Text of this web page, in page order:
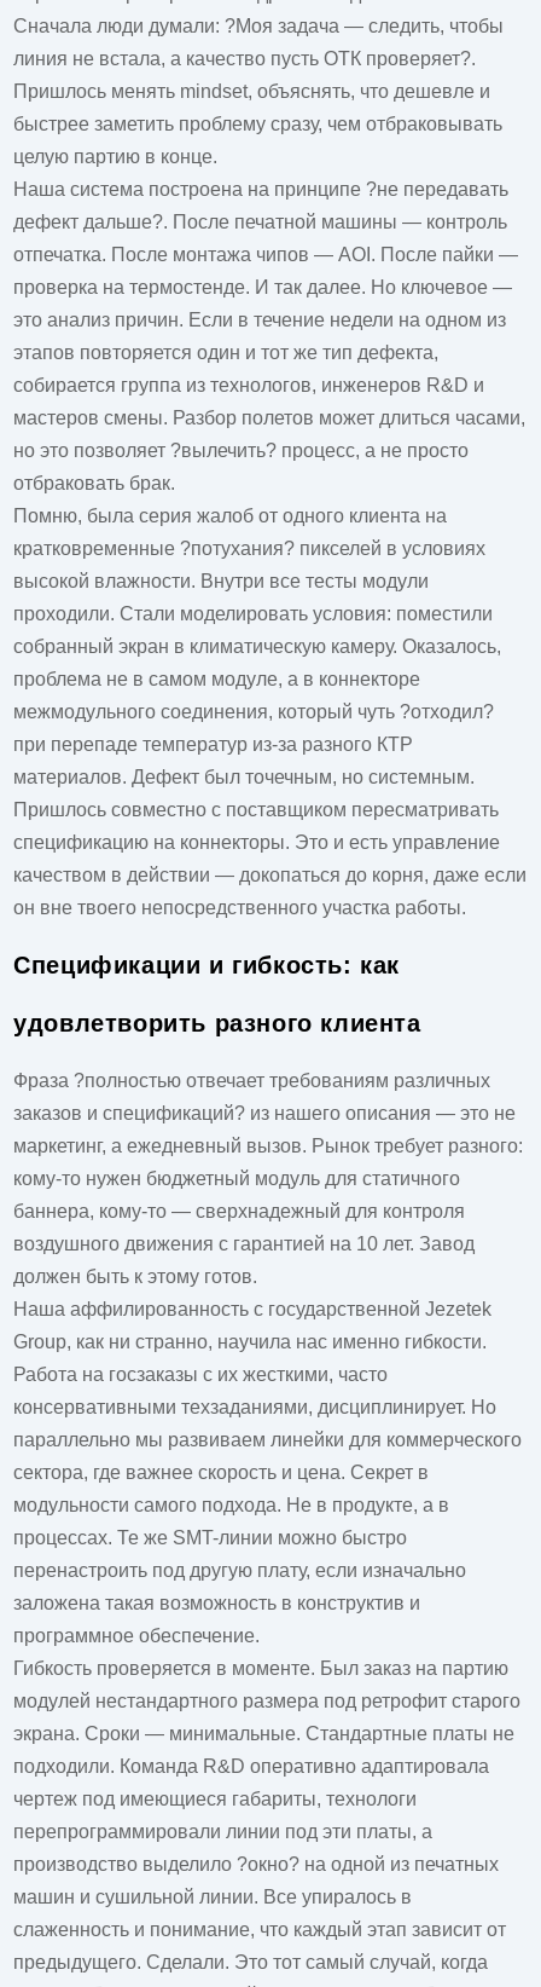
Сначала люди думали: ?Моя задача — следить, чтобы
линия не встала, а качество пусть ОТК проверяет?.
Пришлось менять mindset, объяснять, что дешевле и
быстрее заметить проблему сразу, чем отбраковывать
целую партию в конце.
Наша система построена на принципе ?не передавать
дефект дальше?. После печатной машины — контроль
отпечатка. После монтажа чипов — AOI. После пайки —
проверка на термостенде. И так далее. Но ключевое —
это анализ причин. Если в течение недели на одном из
этапов повторяется один и тот же тип дефекта,
собирается группа из технологов, инженеров R&D и
мастеров смены. Разбор полетов может длиться часами,
но это позволяет ?вылечить? процесс, а не просто
отбраковать брак.
Помню, была серия жалоб от одного клиента на
кратковременные ?потухания? пикселей в условиях
высокой влажности. Внутри все тесты модули
проходили. Стали моделировать условия: поместили
собранный экран в климатическую камеру. Оказалось,
проблема не в самом модуле, а в коннекторе
межмодульного соединения, который чуть ?отходил?
при перепаде температур из-за разного КТР
материалов. Дефект был точечным, но системным.
Пришлось совместно с поставщиком пересматривать
спецификацию на коннекторы. Это и есть управление
качеством в действии — докопаться до корня, даже если
он вне твоего непосредственного участка работы.
Спецификации и гибкость: как
удовлетворить разного клиента
Фраза ?полностью отвечает требованиям различных
заказов и спецификаций? из нашего описания — это не
маркетинг, а ежедневный вызов. Рынок требует разного:
кому-то нужен бюджетный модуль для статичного
баннера, кому-то — сверхнадежный для контроля
воздушного движения с гарантией на 10 лет. Завод
должен быть к этому готов.
Наша аффилированность с государственной Jezetek
Group, как ни странно, научила нас именно гибкости.
Работа на госзаказы с их жесткими, часто
консервативными техзаданиями, дисциплинирует. Но
параллельно мы развиваем линейки для коммерческого
сектора, где важнее скорость и цена. Секрет в
модульности самого подхода. Не в продукте, а в
процессах. Те же SMT-линии можно быстро
перенастроить под другую плату, если изначально
заложена такая возможность в конструктив и
программное обеспечение.
Гибкость проверяется в моменте. Был заказ на партию
модулей нестандартного размера под ретрофит старого
экрана. Сроки — минимальные. Стандартные платы не
подходили. Команда R&D оперативно адаптировала
чертеж под имеющиеся габариты, технологи
перепрограммировали линии под эти платы, а
производство выделило ?окно? на одной из печатных
машин и сушильной линии. Все упиралось в
слаженность и понимание, что каждый этап зависит от
предыдущего. Сделали. Это тот самый случай, когда